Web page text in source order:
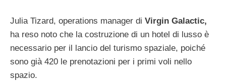
Julia Tizard, operations manager di Virgin Galactic,
ha reso noto che la costruzione di un hotel di lusso è
necessario per il lancio del turismo spaziale, poiché
sono già 420 le prenotazioni per i primi voli nello
spazio.